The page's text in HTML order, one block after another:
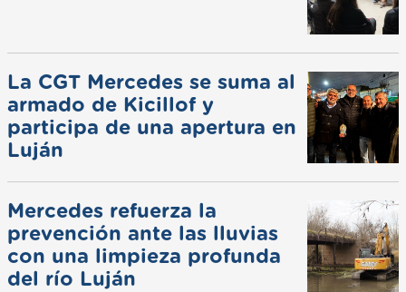
La CGT Mercedes se suma al
armado de Kicillof y
participa de una apertura en
Luján
Mercedes refuerza la
prevención ante las lluvias
con una limpieza profunda
del río Luján